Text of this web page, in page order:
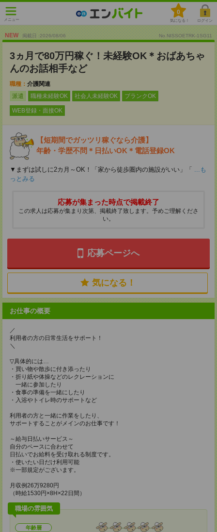
メニュー
0
気になる！ ログイン
NEW 掲載日 :2026/08/06 No.NISSOETRK-1SG11
3ヵ月で80万円稼ぐ！未経験OK＊おばあちゃ
んのお話相手など
職種： 介護関連
派遣
職種未経験OK 社会人未経験OK ブランクOK
WEB登録・面接OK
【短期間でガッツリ稼ぐなら介護】
年齢・学歴不問＊日払いOK＊電話登録OK
▼まずは試しに2カ月～OK！「家から徒歩圏内の施設がいい」「 ...も
っとみる
応募が集まった時点で掲載終了
この求人は応募が集まり次第、掲載終了致します。予めご理解くださ
い。
応募ページへ
気になる！
お仕事の概要
／
利用者の方の日常生活をサポート！
＼
▽具体的には…
・買い物や散歩に付き添ったり
・折り紙や体操などのレクレーションに
一緒に参加したり
・食事の準備を一緒にしたり
・入浴やトイレ時のサポートなど
利用者の方と一緒に作業をしたり、
サポートすることがメインのお仕事です！
～給与日払いサービス～
自分のペースに合わせて
日払いでお給料を受け取れる制度です。
・使いたい日だけ利用可能
※一部規定がございます。
月収例26万9280円
（時給1530円×8H×22日間）
職場の雰囲気
年齢層